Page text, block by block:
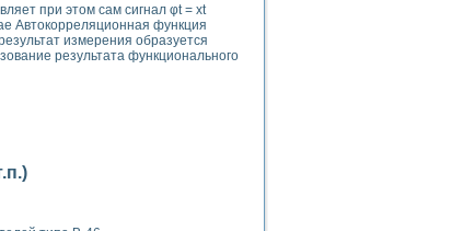
при этом сам сигнал φt = xt
Автокорреляционная функция
измерения образуется
результата функционального